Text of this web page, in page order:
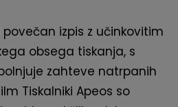
izpis z učinkovitim
obsega tiskanja, s
zahteve natrpanih
Tiskalniki Apeos so